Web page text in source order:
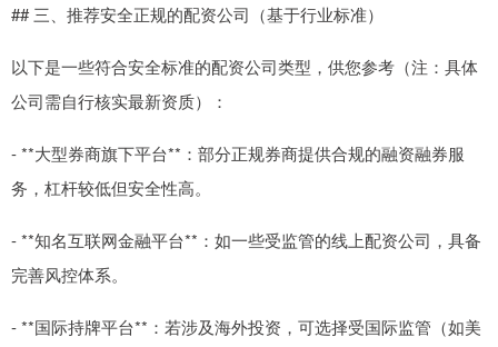
## 三、推荐安全正规的配资公司（基于行业标准）
以下是一些符合安全标准的配资公司类型，供您参考（注：具体
公司需自行核实最新资质）：
- **大型券商旗下平台**：部分正规券商提供合规的融资融券服
务，杠杆较低但安全性高。
- **知名互联网金融平台**：如一些受监管的线上配资公司，具备
完善风控体系。
- **国际持牌平台**：若涉及海外投资，可选择受国际监管（如美